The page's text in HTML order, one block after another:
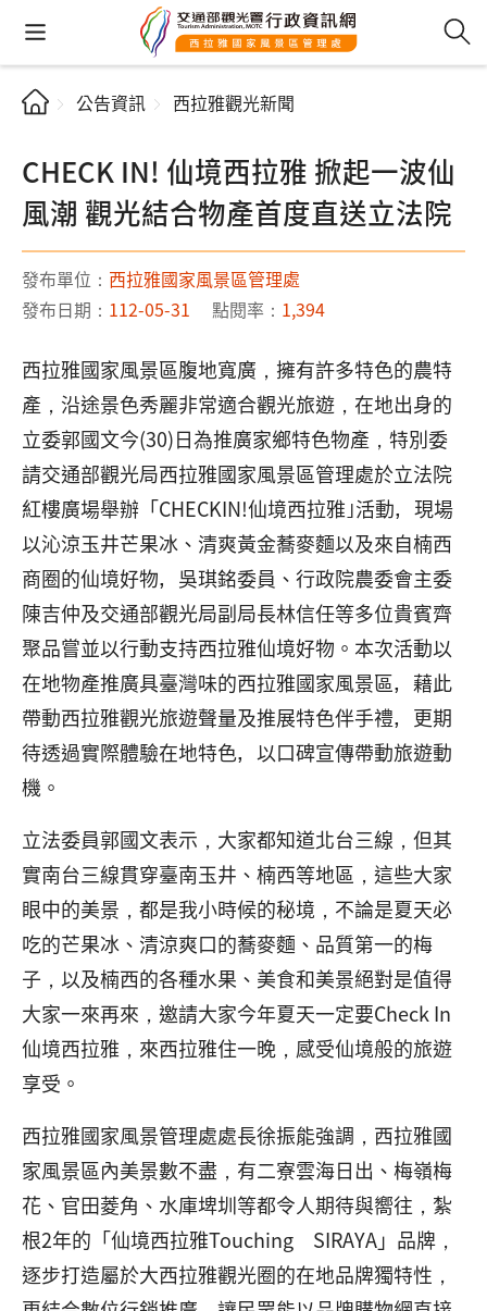
公告資訊 西拉雅觀光新聞
CHECK IN! 仙境西拉雅 掀起一波仙
風潮 觀光結合物產首度直送立法院
發布單位： 西拉雅國家風景區管理處
發布日期： 112-05-31 點閱率： 1,394
西拉雅國家風景區腹地寬廣，擁有許多特色的農特
產，沿途景色秀麗非常適合觀光旅遊，在地出身的
立委郭國文今(30)日為推廣家鄉特色物產，特別委
請交通部觀光局西拉雅國家風景區管理處於立法院
紅樓廣場舉辦「CHECKIN!仙境西拉雅｣活動，現場
以沁涼玉井芒果冰、清爽黃金蕎麥麵以及來自楠西
商圈的仙境好物，吳琪銘委員、行政院農委會主委
陳吉仲及交通部觀光局副局長林信任等多位貴賓齊
聚品嘗並以行動支持西拉雅仙境好物。本次活動以
在地物產推廣具臺灣味的西拉雅國家風景區，藉此
帶動西拉雅觀光旅遊聲量及推展特色伴手禮，更期
待透過實際體驗在地特色，以口碑宣傳帶動旅遊動
機。
立法委員郭國文表示，大家都知道北台三線，但其
實南台三線貫穿臺南玉井、楠西等地區，這些大家
眼中的美景，都是我小時候的秘境，不論是夏天必
吃的芒果冰、清涼爽口的蕎麥麵、品質第一的梅
子，以及楠西的各種水果、美食和美景絕對是值得
大家一來再來，邀請大家今年夏天一定要Check In
仙境西拉雅，來西拉雅住一晚，感受仙境般的旅遊
享受。
西拉雅國家風景管理處處長徐振能強調，西拉雅國
家風景區內美景數不盡，有二寮雲海日出、梅嶺梅
花、官田菱角、水庫埤圳等都令人期待與嚮往，紮
根2年的「仙境西拉雅Touching SIRAYA」品牌，
逐步打造屬於大西拉雅觀光圈的在地品牌獨特性，